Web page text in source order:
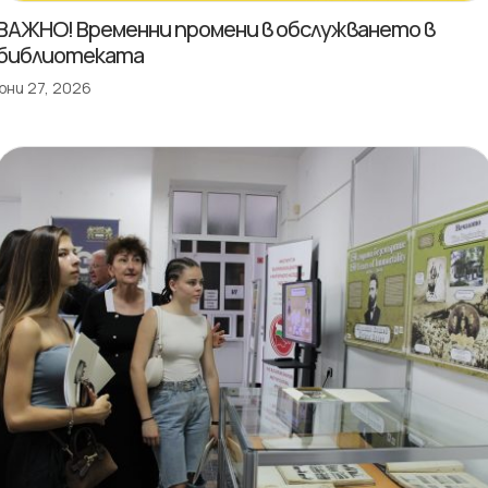
Временни промени в обслужването в
27, 2026